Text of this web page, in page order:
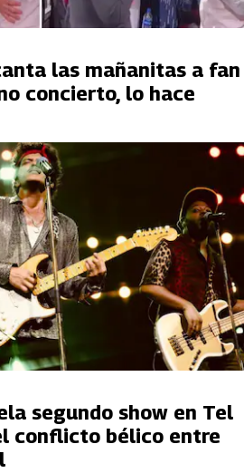
las mañanitas a fan
concierto, lo hace
segundo show en Tel
conflicto bélico entre